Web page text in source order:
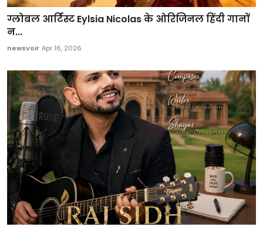
ग्लोबल आर्टिस्ट Eylsia Nicolas के ओरिजिनल हिंदी गानों
न...
newsvoir Apr 16, 2026